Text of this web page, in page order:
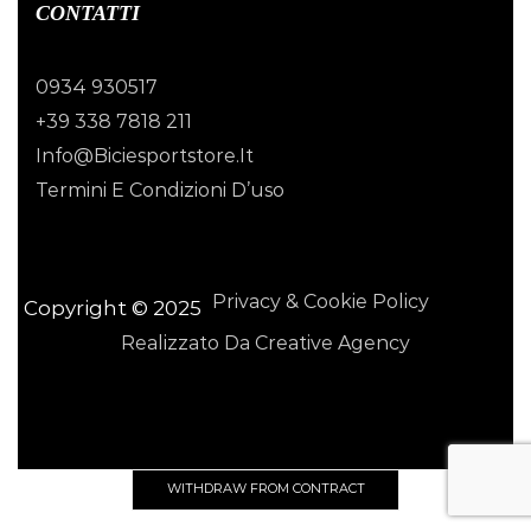
CONTATTI
0934 930517
+39 338 7818 211
Info@biciesportstore.it
Termini E Condizioni D’uso
Copyright © 2025
Privacy & Cookie Policy
Realizzato Da Creative Agency
WITHDRAW FROM CONTRACT